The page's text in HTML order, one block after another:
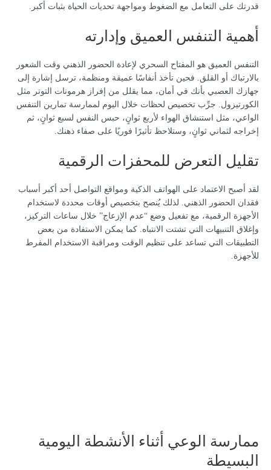
قدرتك على التعامل مع الضغوط ومواجهة تحديات الحياة بثبات أكبر.
أهمية التنفس العميق وإدارته
التنفس العميق هو المفتاح السحري لإعادة الحضور الذهني وقت الشعور
بالارتباك أو القلق. فحين تأخذ أنفاسًا عميقة ومنظمة، ترسل إشارة إلى
جهازك العصبي بأنك في أمان، مما يقلل من إفراز هرمونات التوتر مثل
الكورتيزول. جرِّب تخصيص لحظات خلال اليوم لممارسة تمارين التنفس
الواعي، مثل استنشاق الهواء لأربع ثوانٍ، حبس النفس لسبع ثوانٍ، ثم
إخراجه لثماني ثوانٍ، وستلاحظ تأثيرًا فوريًا على صفاء ذهنك.
تقليل التعرض للمحفزات الرقمية
لقد أصبح الاعتماد على الهواتف الذكية ومواقع التواصل أحد أكبر أسباب
فقدان الحضور الذهني. لذلك يُنصح بتخصيص أوقات محددة لاستخدام
الأجهزة الرقمية، مع تفعيل وضع “عدم الإزعاج” خلال ساعات التركيز،
وإغلاق التنبيهات التي تشتت الانتباه. كما يمكن الاستفادة من بعض
التطبيقات التي تساعد على تنظيم الوقت ومراقبة الاستخدام المفرط
للأجهزة.
ممارسة الوعي أثناء الأنشطة اليومية
البسيطة